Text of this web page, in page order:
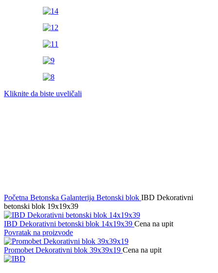
Kliknite da biste uveličali
Početna Betonska Galanterija Betonski blok IBD Dekorativni
betonski blok 19x19x39
IBD Dekorativni betonski blok 14x19x39 Cena na upit
Povratak na proizvode
Promobet Dekorativni blok 39x39x19 Cena na upit